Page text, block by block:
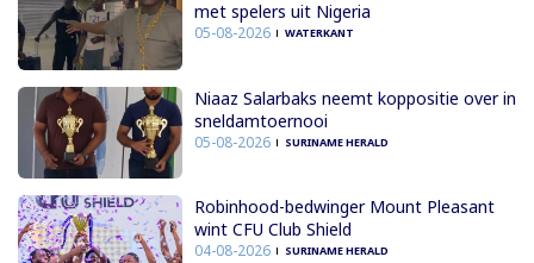
met spelers uit Nigeria
05-08-2026 WATERKANT
Niaaz Salarbaks neemt koppositie over in
sneldamtoernooi
05-08-2026 SURINAME HERALD
Robinhood-bedwinger Mount Pleasant
wint CFU Club Shield
04-08-2026 SURINAME HERALD